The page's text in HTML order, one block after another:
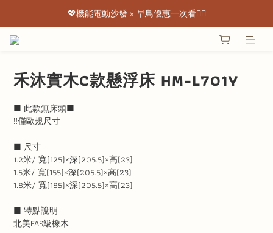
💖機能電動沙發 x 早鳥優惠一次看👇🏻
💖機能電動沙發 x 早鳥優惠一次看👇🏻
禾沐實木C款懸浮床 HM-L701Y
■ 此款無床頭■
‼️僅歐規尺寸
■ 尺寸
1.2米/ 寬(125)×深(205.5)×高(23)
1.5米/ 寬(155)×深(205.5)×高(23)
1.8米/ 寬(185)×深(205.5)×高(23)
■ 特點說明
北美FAS級橡木